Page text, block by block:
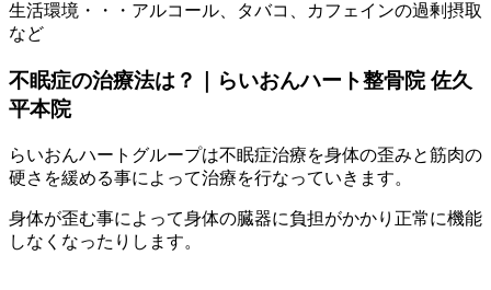
生活環境・・・アルコール、タバコ、カフェインの過剰摂取
など
不眠症の治療法は？｜らいおんハート整骨院 佐久
平本院
らいおんハートグループは不眠症治療を身体の歪みと筋肉の
硬さを緩める事によって治療を行なっていきます。
身体が歪む事によって身体の臓器に負担がかかり正常に機能
しなくなったりします。